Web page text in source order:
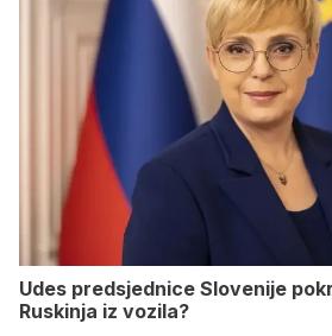
Udes predsjednice Slovenije
Ruskinja iz vozila?